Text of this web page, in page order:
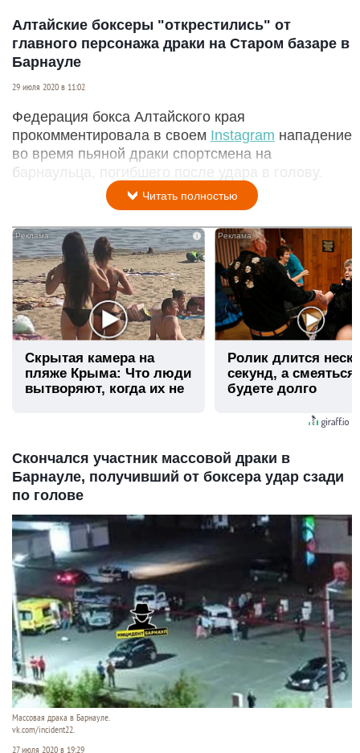
Алтайские боксеры "открестились" от
главного персонажа драки на Старом базаре в
Барнауле
29 июля 2020 в 11:02
Федерация бокса Алтайского края
прокомментировала в своем Instagram нападение
во время пьяной драки спортсмена на
барнаульца, погибшего после удара в голову.
Читать полностью
i
Скрытая камера на
пляже Крыма: Что люди
вытворяют, когда их не
Ролик длится
секунд, а
будете долго
Скончался участник массовой драки в
Барнауле, получивший от боксера удар сзади
по голове
Массовая драка в Барнауле.
vk.com/incident22.
27 июля 2020 в 19:29